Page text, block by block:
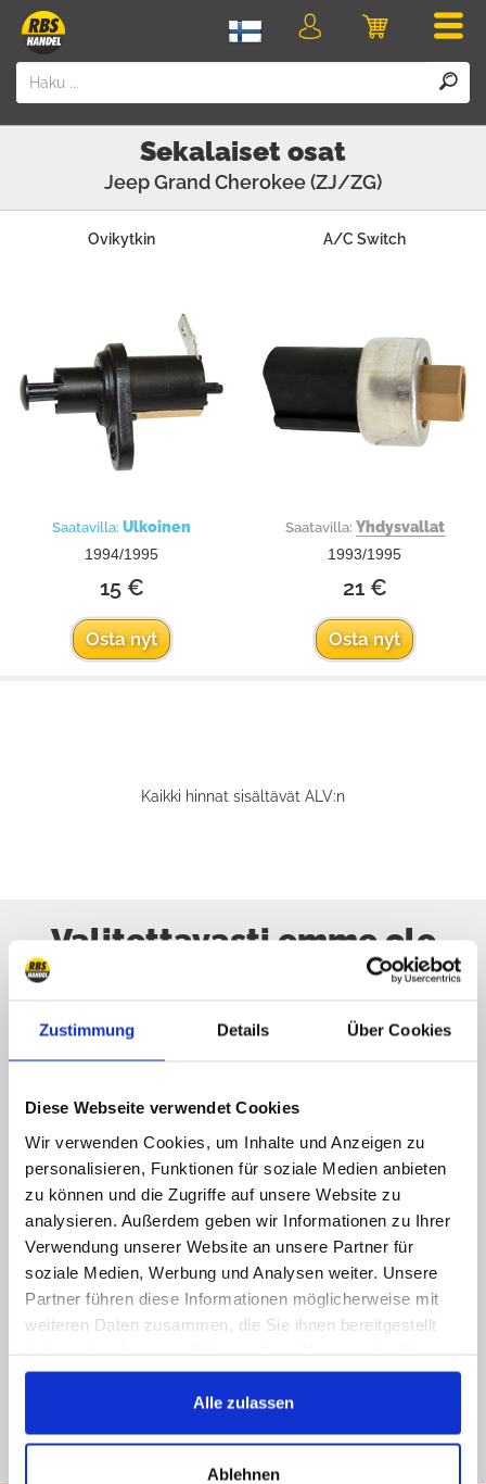
Zustimmung Details Über Cookies
Diese Webseite verwendet Cookies
Wir verwenden Cookies, um Inhalte und Anzeigen zu
personalisieren, Funktionen für soziale Medien anbieten
zu können und die Zugriffe auf unsere Website zu
analysieren. Außerdem geben wir Informationen zu Ihrer
Verwendung unserer Website an unsere Partner für
soziale Medien, Werbung und Analysen weiter. Unsere
Partner führen diese Informationen möglicherweise mit
weiteren Daten zusammen, die Sie ihnen bereitgestellt
gesammelt haben.
Alle zulassen
Ablehnen
Ostoskori
Kirjaudu
Sekalaiset osat
JeepGrand Cherokee (ZJ/ZG)
Ovikytkin
Saatavilla: Ulkoinen
1994/1995
15 €
Osta nyt
A/C Switch
Saatavilla: Yhdysvallat
1993/1995
21 €
Osta nyt
Kaikki hinnat sisältävät ALV:n
Valitettavasti emme ole
verkossa, mutta laita meille
Soita meille, lähetä meille viestin, ota meihin
mahdollisimman pian
089 - 41 61 08 780
(9:30-14:00 16:00-19:00)
info@rbs-handel.de
Facebook